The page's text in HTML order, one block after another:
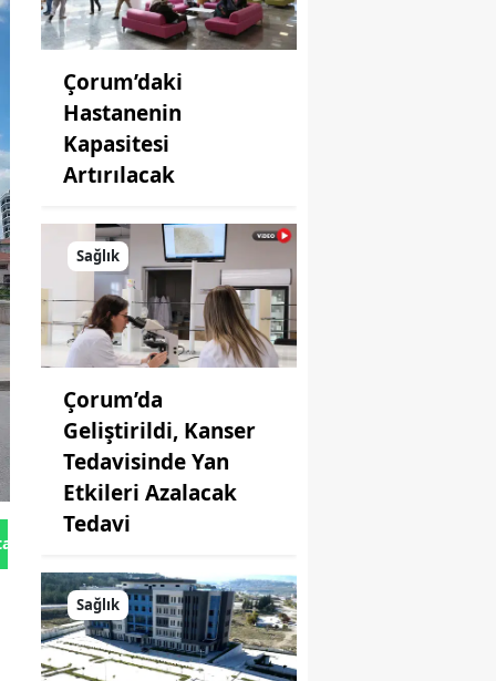
Gönder
Çorum’daki
Hastanenin
Kapasitesi
Artırılacak
Sağlık
Çorum’da
Geliştirildi, Kanser
Tedavisinde Yan
Etkileri Azalacak
Tedavi
Sağlık